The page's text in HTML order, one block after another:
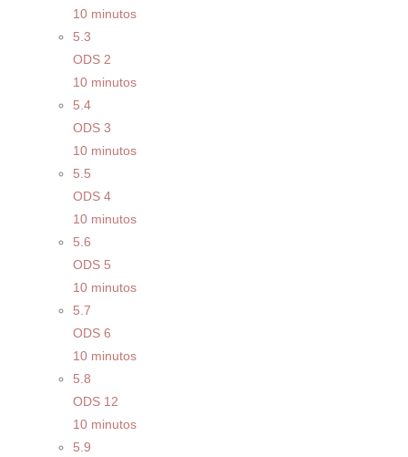
10 minutos
5.3
ODS 2
10 minutos
5.4
ODS 3
10 minutos
5.5
ODS 4
10 minutos
5.6
ODS 5
10 minutos
5.7
ODS 6
10 minutos
5.8
ODS 12
10 minutos
5.9